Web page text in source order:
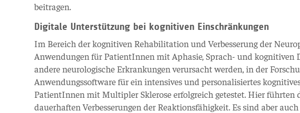
beitragen.
Digitale Unterstützung bei kognitiven Einschränkungen
Im Bereich der kognitiven Rehabilitation und Verbesserung der
Anwendungen für PatientInnen mit Aphasie, Sprach- und
andere neurologische Erkrankungen verursacht werden, in der
Anwendungssoftware für ein intensives und personalisiertes
PatientInnen mit Multipler Sklerose erfolgreich getestet. Hier
dauerhaften Verbesserungen der Reaktionsfähigkeit. Es sind aber